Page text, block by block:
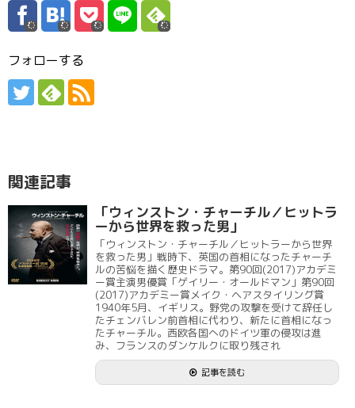
フォローする
関連記事
「ウィンストン・チャーチル／ヒットラ
ーから世界を救った男」
「ウィンストン・チャーチル／ヒットラーから世界
を救った男」戦時下、英国の首相になったチャーチ
ルの苦悩を描く歴史ドラマ。第90回(2017)アカデミ
ー賞主演男優賞「ゲイリー・オールドマン」第90回
(2017)アカデミー賞メイク・ヘアスタイリング賞
1940年5月、イギリス。野党の攻撃を受けて辞任し
たチェンバレン前首相に代わり、新たに首相になっ
たチャーチル。西欧各国へのドイツ軍の侵攻は進
み、フランスのダンケルクに取り残され
記事を読む